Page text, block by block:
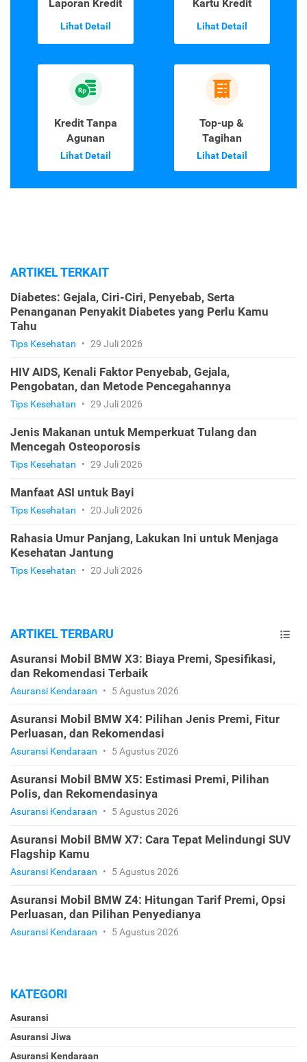
Laporan Kredit
Lihat Detail
Kartu Kredit
Lihat Detail
Kredit Tanpa
Agunan
Lihat Detail
Top-up &
Tagihan
Lihat Detail
ARTIKEL TERKAIT
Diabetes: Gejala, Ciri-Ciri, Penyebab, Serta
Penanganan Penyakit Diabetes yang Perlu Kamu
Tahu
Tips Kesehatan • 29 Juli 2026
HIV AIDS, Kenali Faktor Penyebab, Gejala,
Pengobatan, dan Metode Pencegahannya
Tips Kesehatan • 29 Juli 2026
Jenis Makanan untuk Memperkuat Tulang dan
Mencegah Osteoporosis
Tips Kesehatan • 29 Juli 2026
Manfaat ASI untuk Bayi
Tips Kesehatan • 20 Juli 2026
Rahasia Umur Panjang, Lakukan Ini untuk Menjaga
Kesehatan Jantung
Tips Kesehatan • 20 Juli 2026
ARTIKEL TERBARU
Asuransi Mobil BMW X3: Biaya Premi, Spesifikasi,
dan Rekomendasi Terbaik
Asuransi Kendaraan • 5 Agustus 2026
Asuransi Mobil BMW X4: Pilihan Jenis Premi, Fitur
Perluasan, dan Rekomendasi
Asuransi Kendaraan • 5 Agustus 2026
Asuransi Mobil BMW X5: Estimasi Premi, Pilihan
Polis, dan Rekomendasinya
Asuransi Kendaraan • 5 Agustus 2026
Asuransi Mobil BMW X7: Cara Tepat Melindungi SUV
Flagship Kamu
Asuransi Kendaraan • 5 Agustus 2026
Asuransi Mobil BMW Z4: Hitungan Tarif Premi, Opsi
Perluasan, dan Pilihan Penyedianya
Asuransi Kendaraan • 5 Agustus 2026
KATEGORI
Asuransi
Asuransi Jiwa
Asuransi Kendaraan